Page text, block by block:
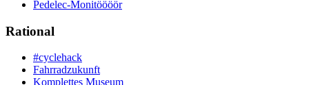
Pedelec-Monitöööör
Rational
#cyclehack
Fahrradzukunft
Komplettes Museum